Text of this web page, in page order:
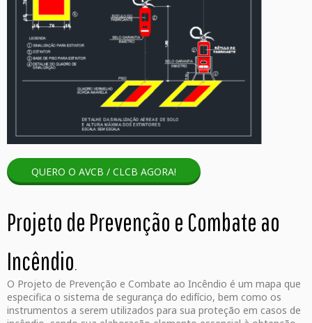
QUERO O AVCB / CLCB AGORA!
Projeto de Prevenção e Combate ao
Incêndio.
O Projeto de Prevenção e Combate ao Incêndio é um mapa que
especifica o sistema de segurança do edifício, bem como os
instrumentos a serem utilizados para sua proteção em casos de